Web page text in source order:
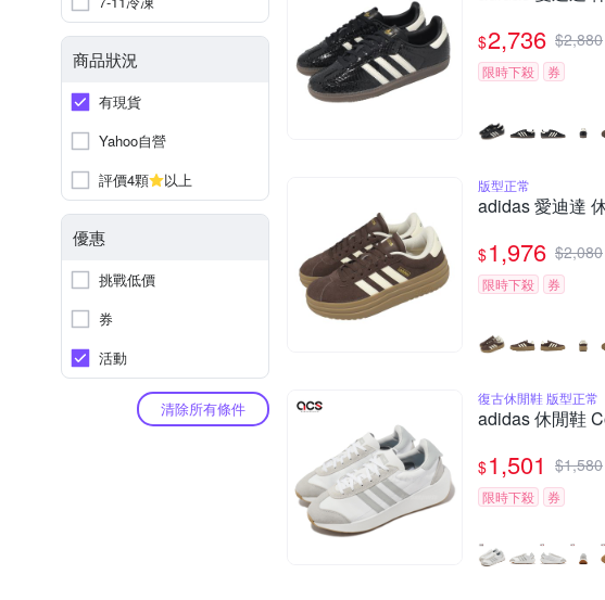
商品狀況
有現貨
Yahoo自營
評價4顆
以上
優惠
挑戰低價
券
活動
清除所有條件
$2,736 $2,880
限時下殺 券
版型正常
adidas 愛迪達
$1,976 $2,080
限時下殺 券
復古休閒鞋 版型正常
adidas 休閒鞋
$1,501 $1,580
限時下殺 券